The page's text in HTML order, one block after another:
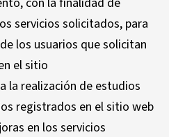
servicios solicitados, para
los usuarios que solicitan
el sitio
la realización de estudios
registrados en el sitio web
en los servicios